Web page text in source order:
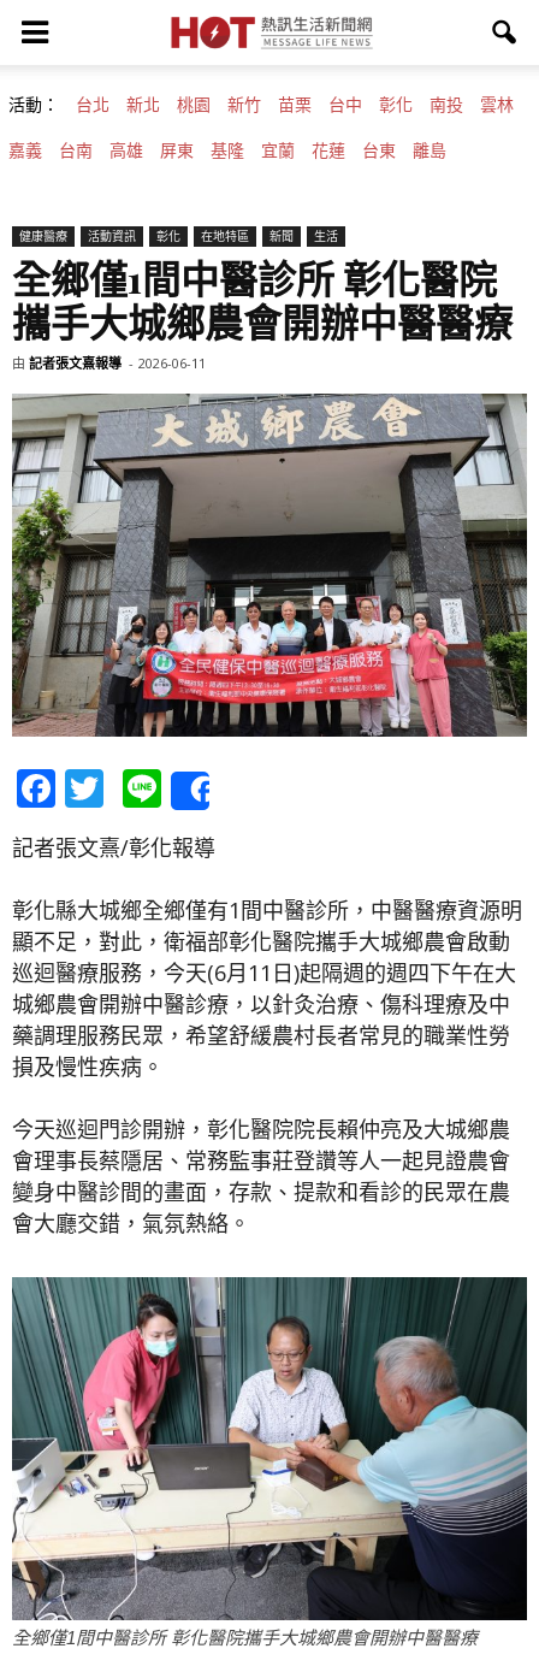
活動： 台北 新北 桃園 新竹 苗栗 台中 彰化 南投 雲林
嘉義 台南 高雄 屏東 基隆 宜蘭 花蓮 台東 離島
健康醫療 活動資訊 彰化 在地特區 新聞 生活
全鄉僅1間中醫診所 彰化醫院
攜手大城鄉農會開辦中醫醫療
由 記者張文熹報導 - 2026-06-11
Facebook
Twitter
Line
記者張文熹/彰化報導
彰化縣大城鄉全鄉僅有1間中醫診所，中醫醫療資源明
顯不足，對此，衛福部彰化醫院攜手大城鄉農會啟動
巡迴醫療服務，今天(6月11日)起隔週的週四下午在大
城鄉農會開辦中醫診療，以針灸治療、傷科理療及中
藥調理服務民眾，希望舒緩農村長者常見的職業性勞
損及慢性疾病。
今天巡迴門診開辦，彰化醫院院長賴仲亮及大城鄉農
會理事長蔡隱居、常務監事莊登讚等人一起見證農會
變身中醫診間的畫面，存款、提款和看診的民眾在農
會大廳交錯，氣氛熱絡。
全鄉僅1間中醫診所 彰化醫院攜手大城鄉農會開辦中醫醫療